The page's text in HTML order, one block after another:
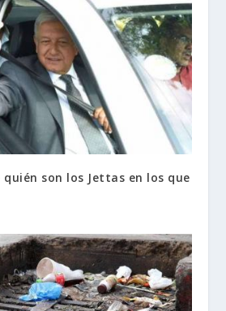
quién son los Jettas en los que